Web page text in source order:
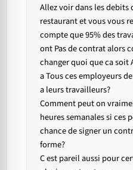
Allez voir dans les debits
restaurant et vous vous
compte que 95% des
ont Pas de contrat alors
changer quoi que ca soit
a Tous ces employeurs
a leurs travailleurs?
Comment peut on
heures semanales si ces
chance de signer un
forme?
C est pareil aussi pour